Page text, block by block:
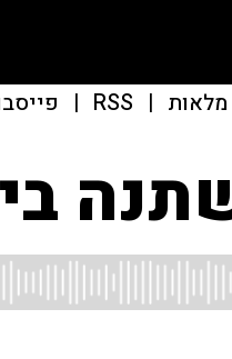
מלאות |
RSS
|